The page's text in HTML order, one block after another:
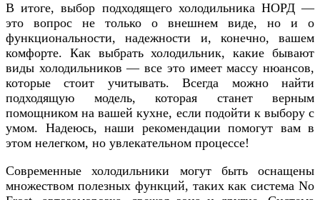
В итоге, выбор подходящего холодильника НОРД —
это вопрос не только о внешнем виде, но и о
функциональности, надежности и, конечно, вашем
комфорте. Как выбрать холодильник, какие бывают
виды холодильников — все это имеет массу нюансов,
которые стоит учитывать. Всегда можно найти
подходящую модель, которая станет верным
помощником на вашей кухне, если подойти к выбору с
умом. Надеюсь, наши рекомендации помогут вам в
этом нелегком, но увлекательном процессе!
Современные холодильники могут быть оснащены
множеством полезных функций, таких как система No